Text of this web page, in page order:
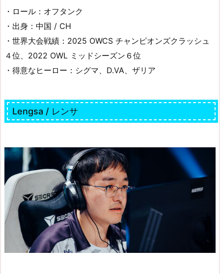
・ロール：オフタンク
・出身：中国 / CH
・世界大会戦績：2025 OWCS チャンピオンズクラッシュ
４位、2022 OWL ミッドシーズン６位
・得意なヒーロー：シグマ、D.VA、ザリア
Lengsa / レンサ